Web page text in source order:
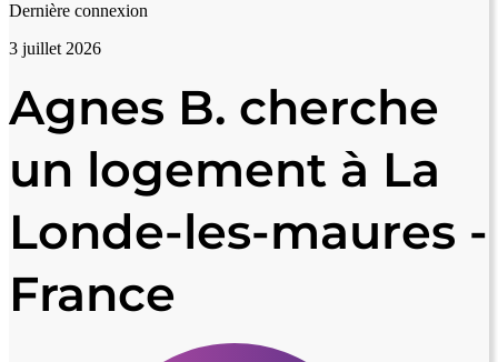
Dernière connexion
3 juillet 2026
Agnes B. cherche
un logement à La
Londe-les-maures -
France